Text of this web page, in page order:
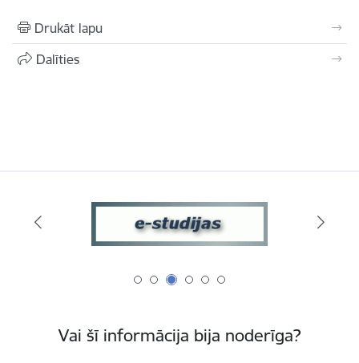
Drukāt lapu
Dalīties
Vai šī informācija bija noderīga?